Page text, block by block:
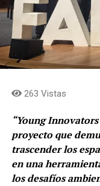
para fortalecer el
apropiación digital
pilar de
sostenibilidad
conectividad y la
transformación
En el último año,
beneficiarias de
logró acceder a
que antes estaban
263 Vistas
“Young
proyecto que
trascender los
en una
los desafíos